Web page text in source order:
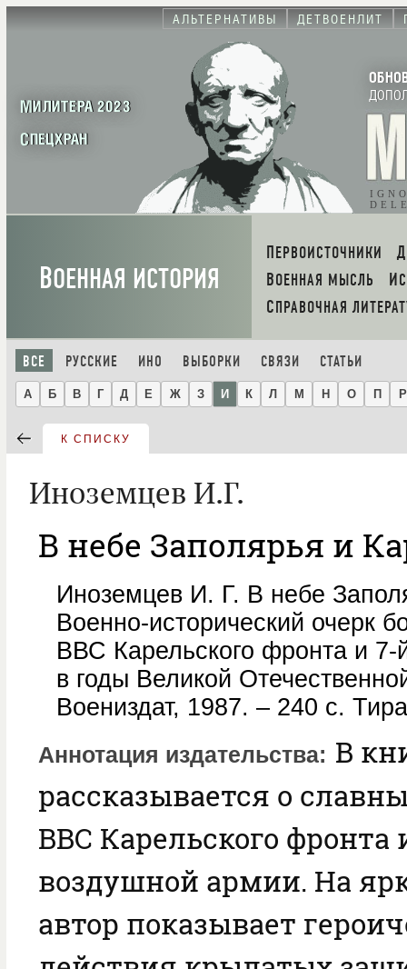
АЛЬТЕРНАТИВЫ ДЕТВОЕНЛИТ
МИЛИТЕРА 2023
СПЕЦХРАН
ВОЕННАЯ ИСТОРИЯ
ПЕРВОИСТОЧНИКИ
ВОЕННАЯ МЫСЛЬ
СПРАВОЧНАЯ
ВСЕ РУССКИЕ ИНО ВЫБОРКИ СВЯЗИ СТАТЬИ
А Б В Г Д Е Ж З И К Л М Н О П Р
К СПИСКУ
Иноземцев И.Г.
В небе Заполярья и
Иноземцев И. Г. В небе
Военно-исторический очерк
ВВС Карельского фронта и
в годы Великой
Воениздат, 1987. – 240 с.
Аннотация издательства
В
рассказывается о
ВВС Карельского фронта
воздушной армии. На
автор показывает